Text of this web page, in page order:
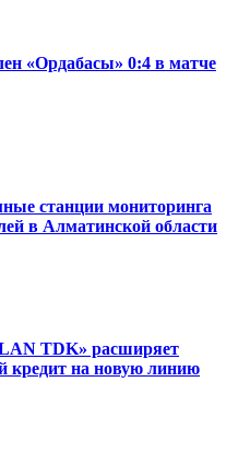
«Ордабасы» 0:4 в матче
станции мониторинга
в Алматинской области
TDK» расширяет
кредит на новую линию